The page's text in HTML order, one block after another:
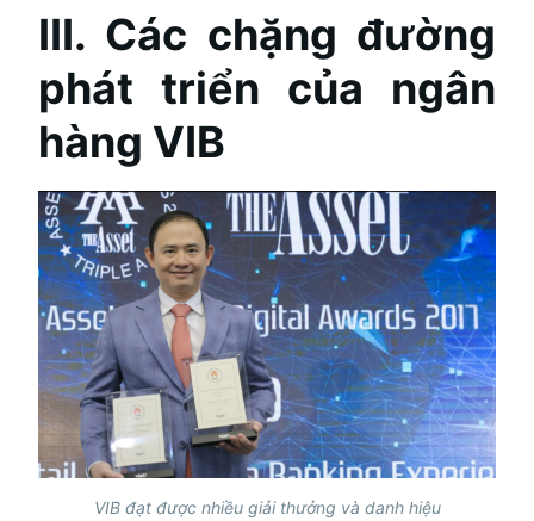
III. Các chặng đường
phát triển của ngân
hàng VIB
VIB đạt được nhiều giải thưởng và danh hiệu